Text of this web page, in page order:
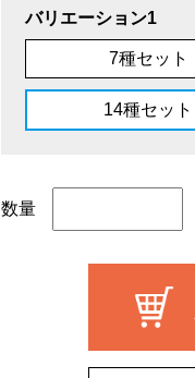
バリエーション1
7種セット
14種セット
数量